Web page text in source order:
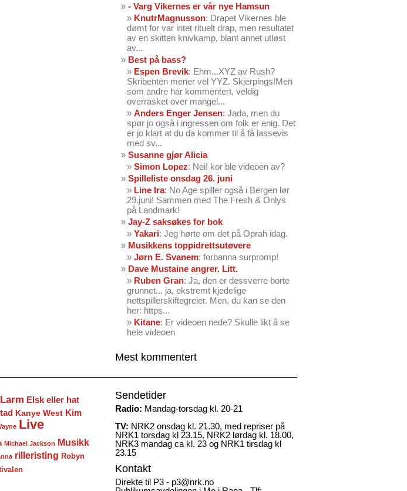
- Varg Vikernes er vår nye Hamsun
KnutrMagnusson: Drapet Vikernes ble
dømt for var intet rituelt drap, men resultatet
av en skitten knivkamp, blant annet utløst
av...
Best på bass?
Espen Brevik: Ehm...XYZ av Rush?
Skribenten mener vel YYZ. Skjerpings!Men
som andre har kommentert, veldig
overrasket over mangel...
Anders Enger Jensen: Jada, men du
spør jo også i ingressen om folk er enig. Det
er jo klart at du da kommer til å få lassevis
med sv...
Susanne gjør Alicia
Simon Lopez: Nei! kor ble videoen av?
Spilleliste onsdag 26. juni
Line Ira: No Age spiller også i Bergen lør
29.juni! Sammen med The Fresh & Onlys
på Landmark!
Jay-Z saksøkes for bok
Yakari: Jeg hørte om det på Oprah idag.
Musikkens toppidrettsutøvere
Jørn E. Svanem: forbanna surpromp!
Dave Mustaine angrer. Litt.
Ruben Gran: Ja, den er dessverre borte
grunnet... ja, ekstremt kjedelige
nettspillerskiftegreier. Men, du kan se den
her: https...
Kitane: Er videoen nede? Skulle likt å se
hele videoen
Mest kommentert
Elsk eller hat
Kanye West Kim
Live
Michael Jackson
Musikk
rilleristing Robyn
Sendetider
Radio: Mandag-torsdag kl. 20-21
TV: NRK2 onsdag kl. 21.30, med repriser på
NRK1 torsdag kl 23.15, NRK2 lørdag kl. 18.00,
NRK3 mandag ca kl. 23 og NRK1 tirsdag kl
23.15
Kontakt
Direkte til P3 - p3@nrk.no